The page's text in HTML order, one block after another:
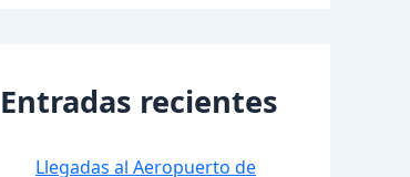
Entradas recientes
Llegadas al Aeropuerto de